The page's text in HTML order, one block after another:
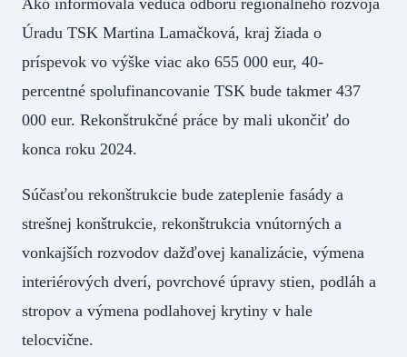
Ako informovala vedúca odboru regionálneho rozvoja
Úradu TSK Martina Lamačková, kraj žiada o
príspevok vo výške viac ako 655 000 eur, 40-
percentné spolufinancovanie TSK bude takmer 437
000 eur. Rekonštrukčné práce by mali ukončiť do
konca roku 2024.
Súčasťou rekonštrukcie bude zateplenie fasády a
strešnej konštrukcie, rekonštrukcia vnútorných a
vonkajších rozvodov dažďovej kanalizácie, výmena
interiérových dverí, povrchové úpravy stien, podláh a
stropov a výmena podlahovej krytiny v hale
telocvične.